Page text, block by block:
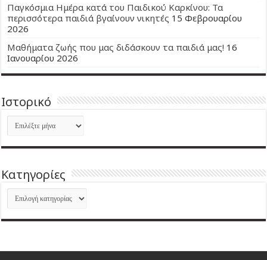
Παγκόσμια Ημέρα κατά του Παιδικού Καρκίνου: Τα
περισσότερα παιδιά βγαίνουν νικητές 15 Φεβρουαρίου
2026
Μαθήματα ζωής που μας διδάσκουν τα παιδιά μας! 16
Ιανουαρίου 2026
Ιστορικό
Ιστορικό
Kατηγορίες
Kατηγορίες